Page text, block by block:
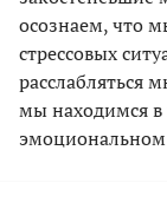
осознаем, что
стрессовых
расслабляться
мы находимся